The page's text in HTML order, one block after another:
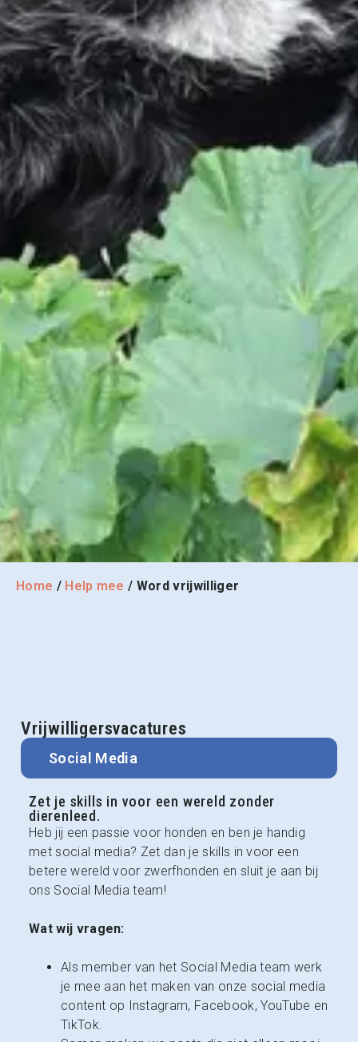
Home / Help mee / Word vrijwilliger
Vrijwilligersvacatures
Social Media
Zet je skills in voor een wereld zonder
dierenleed.
Heb jij een passie voor honden en ben je handig
met social media? Zet dan je skills in voor een
betere wereld voor zwerfhonden en sluit je aan bij
ons Social Media team!
Wat wij vragen:
Als member van het Social Media team werk
je mee aan het maken van onze social media
content op Instagram, Facebook, YouTube en
TikTok.